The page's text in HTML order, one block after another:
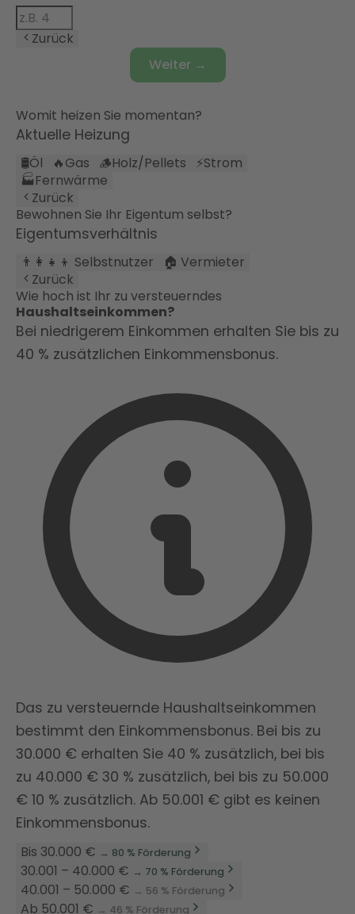
Zurück
Weiter →
Womit heizen Sie momentan?
Aktuelle Heizung
🛢️Öl 🔥Gas 🪵Holz/Pellets ⚡Strom
🏭Fernwärme
Zurück
Bewohnen Sie Ihr Eigentum selbst?
Eigentumsverhältnis
👨‍👩‍👧‍👦 Selbstnutzer
🏠 Vermieter
Zurück
Wie hoch ist Ihr zu versteuerndes
Haushaltseinkommen?
Bei niedrigerem Einkommen erhalten Sie bis zu
40 % zusätzlichen Einkommensbonus.
Das zu versteuernde Haushaltseinkommen
bestimmt den Einkommensbonus. Bei bis zu
30.000 € erhalten Sie 40 % zusätzlich, bei bis
zu 40.000 € 30 % zusätzlich, bei bis zu 50.000
€ 10 % zusätzlich. Ab 50.001 € gibt es keinen
Einkommensbonus.
Bis 30.000 € → 80 % Förderung
30.001 – 40.000 € → 70 % Förderung
40.001 – 50.000 € → 56 % Förderung
Ab 50.001 € → 46 % Förderung